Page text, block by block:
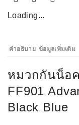
Loading...
คำอธิบาย ข้อมูลเพิ่มเติม
หมวกกันน็อ
FF901
Black Blue